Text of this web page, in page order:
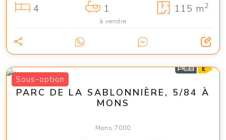
4 1 115 m2
à vendre
Sous-option
PARC DE LA SABLONNIÈRE, 5/84 À
MONS
Mons 7000